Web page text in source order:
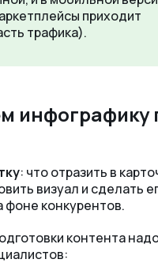
приходит
трафика).
инфографику
: что отразить в
визуал и сделать
конкурентов.
контента